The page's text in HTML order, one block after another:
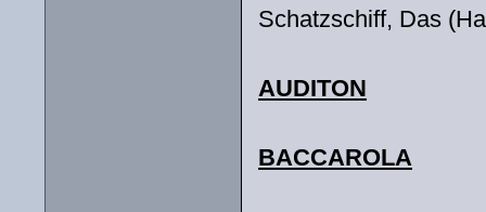
Schatzschiff, Das
AUDITON
BACCAROLA